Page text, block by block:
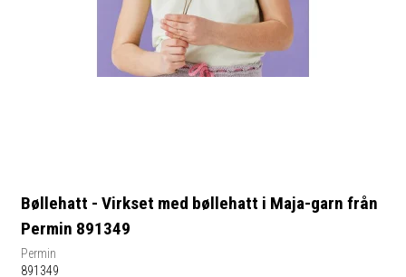
Bøllehatt - Virkset med bøllehatt i Maja-garn från
Permin 891349
Permin
891349